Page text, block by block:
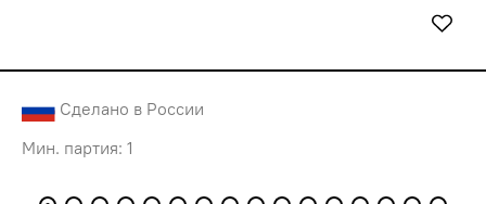
Сделано в России
Мин. партия: 1